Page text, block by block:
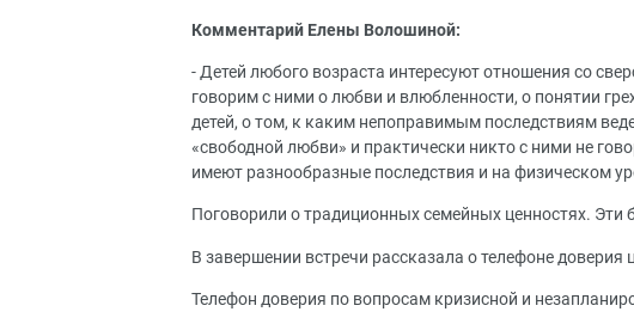
Комментарий Елены Волошиной:
- Детей любого возраста интересуют отношения со
говорим с ними о любви и влюбленности, о понятии
детей, о том, к каким непоправимым последствиям
«свободной любви» и практически никто с ними не
имеют разнообразные последствия и на физическом
Поговорили о традиционных семейных ценностях.
В завершении встречи рассказала о телефоне
Телефон доверия по вопросам кризисной и